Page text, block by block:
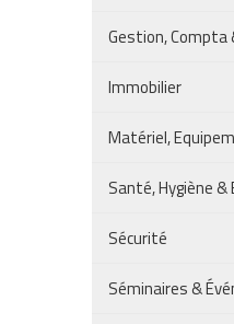
Gestion, Compta
Immobilier
Matériel,
Santé, Hygiène
Sécurité
Séminaires &